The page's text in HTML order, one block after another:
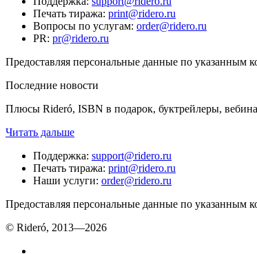
Печать тиража: print@ridero.ru
Вопросы по услугам: order@ridero.ru
PR: pr@ridero.ru
Предоставляя персональные данные по указанным
Последние новости
Плюсы Rideró, ISBN в подарок, буктрейлеры,
Читать дальше
Поддержка: support@ridero.ru
Печать тиража: print@ridero.ru
Наши услуги: order@ridero.ru
Предоставляя персональные данные по указанным
© Rideró, 2013—2026